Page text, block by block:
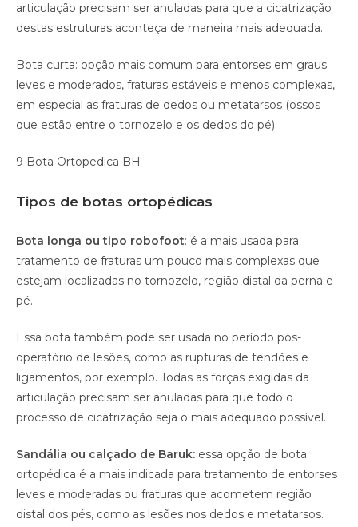
articulação precisam ser anuladas para que a cicatrização
destas estruturas aconteça de maneira mais adequada.
Bota curta: opção mais comum para entorses em graus
leves e moderados, fraturas estáveis e menos complexas,
em especial as fraturas de dedos ou metatarsos (ossos
que estão entre o tornozelo e os dedos do pé).
9 Bota Ortopedica BH
Tipos de botas ortopédicas
Bota longa ou tipo robofoot: é a mais usada para
tratamento de fraturas um pouco mais complexas que
estejam localizadas no tornozelo, região distal da perna e
pé.
Essa bota também pode ser usada no período pós-
operatório de lesões, como as rupturas de tendões e
ligamentos, por exemplo. Todas as forças exigidas da
articulação precisam ser anuladas para que todo o
processo de cicatrização seja o mais adequado possível.
Sandália ou calçado de Baruk: essa opção de bota
ortopédica é a mais indicada para tratamento de entorses
leves e moderadas ou fraturas que acometem região
distal dos pés, como as lesões nos dedos e metatarsos.